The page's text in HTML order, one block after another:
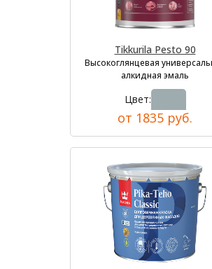
Tikkurila Pesto 90
Высокоглянцевая
алкидная эмаль
Цвет:
от 1835 руб.